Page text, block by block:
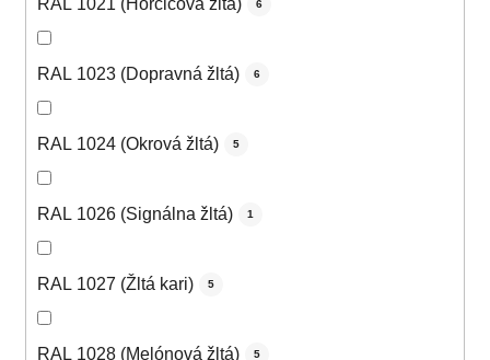
RAL 1021 (Horčicová žltá) 6
RAL 1023 (Dopravná žltá) 6
RAL 1024 (Okrová žltá) 5
RAL 1026 (Signálna žltá) 1
RAL 1027 (Žltá kari) 5
RAL 1028 (Melónová žltá) 5